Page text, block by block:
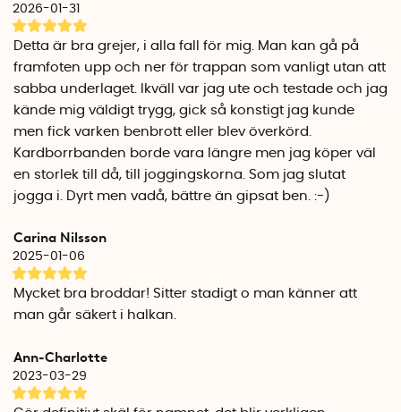
Halkskyddet tvärstopp är CE-märkt och är utvecklade i
Finland i samarbete med den finska Teknologiska
forskningscentralen VTT.
2026-01-31
Detta är bra grejer, i alla fall för mig. Man kan gå på
framfoten upp och ner för trappan som vanligt utan att
sabba underlaget. Ikväll var jag ute och testade och jag
kände mig väldigt trygg, gick så konstigt jag kunde
men fick varken benbrott eller blev överkörd.
Kardborrbanden borde vara längre men jag köper väl
en storlek till då, till joggingskorna. Som jag slutat
jogga i. Dyrt men vadå, bättre än gipsat ben. :-)
Carina Nilsson
2025-01-06
Mycket bra broddar! Sitter stadigt o man känner att
man går säkert i halkan.
Ann-Charlotte
2023-03-29